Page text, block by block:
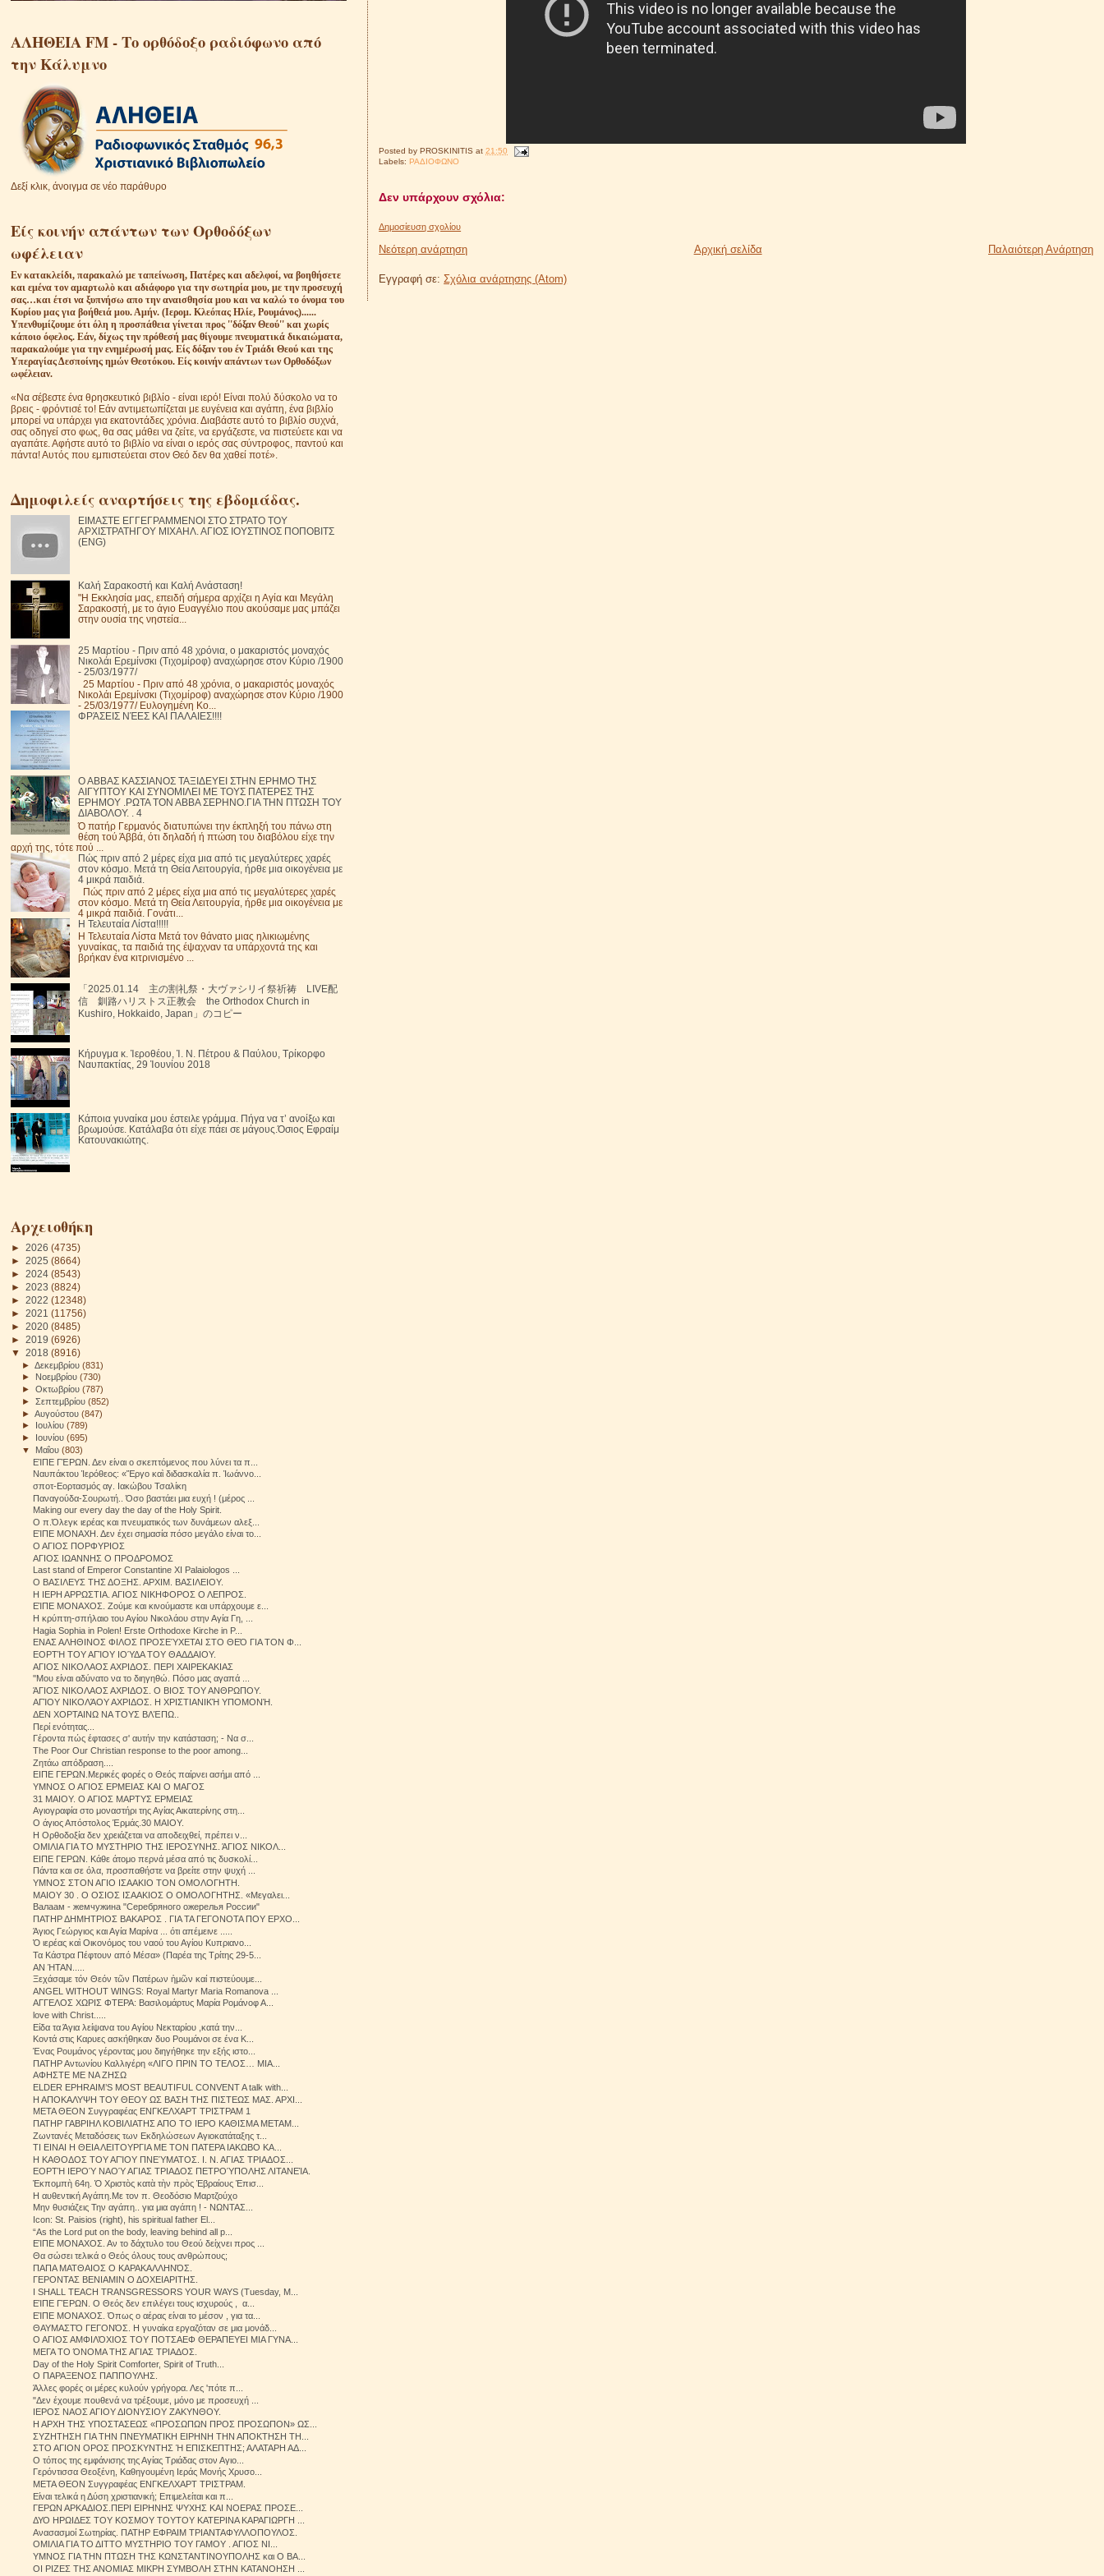
Posted byPROSKINITIS at21:50
Labels:ΡΑΔΙΟΦΩΝΟ
Δεν υπάρχουν σχόλια:
Δημοσίευση σχολίου
Νεότερη ανάρτηση Παλαιότερη Ανάρτηση
Αρχική σελίδα
Εγγραφή σε:Σχόλια ανάρτησης (Atom)
ΑΛΗΘΕΙΑ FM - Το ορθόδοξο ραδιόφωνο από
την Κάλυμνο
Δεξί κλικ, άνοιγμα σε νέο παράθυρο
Είς κοινήν απάντων των Ορθοδόξων
ωφέλειαν
Eν κατακλείδι, παρακαλώ με ταπείνωση, Πατέρες και αδελφοί, να βοηθήσετε
και εμένα τον αμαρτωλὸ και αδιάφορο για την σωτηρία μου, με την προσευχή
σας…και έτσι να ξυπνήσω απο την αναισθησία μου και να καλώ το όνομα του
Κυρίου μας για βοήθειά μου. Αμήν. (Ιερομ. Κλεόπας Ηλίε, Ρουμάνος)......
Υπενθυμίζουμε ότι όλη η προσπάθεια γίνεται προς ''δόξαν Θεού'' και χωρίς
κάποιο όφελος. Εάν, δίχως την πρόθεσή μας θίγουμε πνευματικά δικαιώματα,
παρακαλούμε για την ενημέρωσή μας. Είς δόξαν του έν Τριάδι Θεού και της
Υπεραγίας Δεσποίνης ημών Θεοτόκου. Είς κοινήν απάντων των Ορθοδόξων
ωφέλειαν.
«Να σέβεστε ένα θρησκευτικό βιβλίο - είναι ιερό! Είναι πολύ δύσκολο να το
βρεις - φρόντισέ το! Εάν αντιμετωπίζεται με ευγένεια και αγάπη, ένα βιβλίο
μπορεί να υπάρχει για εκατοντάδες χρόνια. Διαβάστε αυτό το βιβλίο συχνά,
σας οδηγεί στο φως, θα σας μάθει να ζείτε, να εργάζεστε, να πιστεύετε και να
αγαπάτε. Αφήστε αυτό το βιβλίο να είναι ο ιερός σας σύντροφος, παντού και
πάντα! Αυτός που εμπιστεύεται στον Θεό δεν θα χαθεί ποτέ».
Δημοφιλείς αναρτήσεις της εβδομάδας.
ΕΙΜΑΣΤΕ ΕΓΓΕΓΡΑΜΜΕΝΟΙ ΣΤΟ ΣΤΡΑΤΟ ΤΟΥ
ΑΡΧΙΣΤΡΑΤΗΓΟΥ ΜΙΧΑΗΛ. ΑΓΙΟΣ ΙΟΥΣΤΙΝΟΣ ΠΟΠΟΒΙΤΣ
(ENG)
Καλή Σαρακοστή και Καλή Ανάσταση!
"Η Εκκλησία μας, επειδή σήμερα αρχίζει η Αγία και Μεγάλη
Σαρακοστή, με το άγιο Ευαγγέλιο που ακούσαμε μας μπάζει
στην ουσία της νηστεία...
25 Μαρτίου - Πριν από 48 χρόνια, ο μακαριστός μοναχός
Νικολάι Ερεμίνσκι (Τιχομίροφ) αναχώρησε στον Κύριο /1900
- 25/03/1977/
25 Μαρτίου - Πριν από 48 χρόνια, ο μακαριστός μοναχός
Νικολάι Ερεμίνσκι (Τιχομίροφ) αναχώρησε στον Κύριο /1900
- 25/03/1977/ Ευλογημένη Κο...
ΦΡΆΣΕΙΣ ΝΈΕΣ ΚΑΙ ΠΑΛΑΙΕΣ!!!!
Ο ΑΒΒΑΣ ΚΑΣΣΙΑΝΟΣ ΤΑΞΙΔΕΥΕΙ ΣΤΗΝ ΕΡΗΜΟ ΤΗΣ
ΑΙΓΥΠΤΟΥ ΚΑΙ ΣΥΝΟΜΙΛΕΙ ΜΕ ΤΟΥΣ ΠΑΤΕΡΕΣ ΤΗΣ
ΕΡΗΜΟΥ .ΡΩΤΑ ΤΟΝ ΑΒΒΑ ΣΕΡΗΝΟ.ΓΙΑ ΤΗΝ ΠΤΩΣΗ ΤΟΥ
ΔΙΑΒΟΛΟΥ. . 4
Ό πατήρ Γερμανός διατυπώνει την έκπληξή του πάνω στη
θέση τού Άββά, ότι δηλαδή ή πτώση του διαβόλου είχε την
αρχή της, τότε πού ...
Πώς πριν από 2 μέρες είχα μια από τις μεγαλύτερες χαρές
στον κόσμο. Μετά τη Θεία Λειτουργία, ήρθε μια οικογένεια με
4 μικρά παιδιά.
Πώς πριν από 2 μέρες είχα μια από τις μεγαλύτερες χαρές
στον κόσμο. Μετά τη Θεία Λειτουργία, ήρθε μια οικογένεια με
4 μικρά παιδιά. Γονάτι...
Η Τελευταία Λίστα!!!!!
Η Τελευταία Λίστα Μετά τον θάνατο μιας ηλικιωμένης
γυναίκας, τα παιδιά της έψαχναν τα υπάρχοντά της και
βρήκαν ένα κιτρινισμένο ...
「2025.01.14 主の割礼祭・大ヴァシリイ祭祈祷 LIVE配
信 釧路ハリストス正教会 the Orthodox Church in
Kushiro, Hokkaido, Japan」のコピー
Κήρυγμα κ. Ἱεροθέου, Ἱ. Ν. Πέτρου & Παύλου, Τρίκορφο
Ναυπακτίας, 29 Ἰουνίου 2018
Κάποια γυναίκα μου έστειλε γράμμα. Πήγα να τ’ ανοίξω και
βρωμούσε. Κατάλαβα ότι είχε πάει σε μάγους.Όσιος Εφραίμ
Κατουνακιώτης.
Αρχειοθήκη
► 2026 (4735)
► 2025 (8664)
► 2024 (8543)
► 2023 (8824)
► 2022 (12348)
► 2021 (11756)
► 2020 (8485)
► 2019 (6926)
▼ 2018 (8916)
►Δεκεμβρίου(831)
► Νοεμβρίου(730)
►Οκτωβρίου(787)
►Σεπτεμβρίου(852)
►Αυγούστου(847)
►
Ιουλίου(789)
►
Ιουνίου(695)
▼ Μαΐου(803)
ΕΊΠΕ ΓΈΡΩΝ. Δεν είναι ο σκεπτόμενος που λύνει τα π...
Ναυπάκτου Ἱερόθεος: «Ἔργο καὶ διδασκαλία π. Ἰωάννο...
σποτ-Εορτασμός αγ. Ιακώβου Τσαλίκη
Παναγούδα-Σουρωτή.. Όσο βαστάει μια ευχή ! (μέρος ...
Making our every day the day of the Holy Spirit.
Ο π.Όλεγκ ιερέας και πνευματικός των δυνάμεων αλεξ...
ΕΊΠΕ ΜΟΝΑΧΗ. Δεν έχει σημασία πόσο μεγάλο είναι το...
Ο ΑΓΙΟΣ ΠΟΡΦΥΡΙΟΣ
ΑΓΙΟΣ ΙΩΑΝΝΗΣ Ο ΠΡΟΔΡΟΜΟΣ
Last stand of Emperor Constantine XI Palaiologos ...
Ο ΒΑΣΙΛΕΥΣ ΤΗΣ ΔΟΞΗΣ. ΑΡΧΙΜ. ΒΑΣΙΛΕΙΟΥ.
Η ΙΕΡΗ ΑΡΡΩΣΤΙΑ. ΑΓΙΟΣ ΝΙΚΗΦΟΡΟΣ Ο ΛΕΠΡΟΣ.
ΕΊΠΕ ΜΟΝΑΧΟΣ. Ζούμε και κινούμαστε και υπάρχουμε ε...
Η κρύπτη-σπήλαιο του Αγίου Νικολάου στην Αγία Γη, ...
Hagia Sophia in Polen! Erste Orthodoxe Kirche in P...
ΕΝΑΣ ΑΛΗΘΙΝΟΣ ΦΙΛΟΣ ΠΡΟΣΕΎΧΕΤΑΙ ΣΤΟ ΘΕΌ ΓΙΑ ΤΟΝ Φ...
ΕΟΡΤΉ ΤΟΥ ΑΓΊΟΥ ΙΟΎΔΑ ΤΟΥ ΘΑΔΔΑΙΟΥ.
ΑΓΙΟΣ ΝΙΚΟΛΑΟΣ ΑΧΡΙΔΟΣ. ΠΕΡΙ ΧΑΙΡΕΚΑΚΙΑΣ
''Μου είναι αδύνατο να το διηγηθώ. Πόσο μας αγαπά ...
ΆΓΙΟΣ ΝΙΚΟΛΑΟΣ ΑΧΡΙΔΟΣ. Ο ΒΙΟΣ ΤΟΥ ΑΝΘΡΩΠΟΥ.
ΑΓΊΟΥ ΝΙΚΟΛΆΟΥ ΑΧΡΙΔΟΣ. Η ΧΡΙΣΤΙΑΝΙΚΉ ΥΠΟΜΟΝΉ.
ΔΕΝ ΧΟΡΤΑΙΝΩ ΝΑ ΤΟΥΣ ΒΛΈΠΩ..
Περί ενότητας...
Γέροντα πώς έφτασες σ' αυτήν την κατάσταση; - Να σ...
The Poor Our Christian response to the poor among...
Ζητάω απόδραση....
ΕΙΠΕ ΓΕΡΩΝ.Μερικές φορές ο Θεός παίρνει ασήμι από ...
ΥΜΝΟΣ Ο ΑΓΙΟΣ ΕΡΜΕΙΑΣ ΚΑΙ Ο ΜΑΓΟΣ
31 ΜΑΙΟΥ. Ο ΑΓΙΟΣ ΜΑΡΤΥΣ ΕΡΜΕΙΑΣ
Αγιογραφία στο μοναστήρι της Αγίας Αικατερίνης στη...
Ο άγιος Απόστολος Έρμάς.30 ΜΑΙΟΥ.
Η Ορθοδοξία δεν χρειάζεται να αποδειχθεί, πρέπει ν...
ΟΜΙΛΙΑ ΓΙΑ ΤΟ ΜΥΣΤΗΡΙΟ ΤΗΣ ΙΕΡΟΣΥΝΗΣ. ΆΓΙΟΣ ΝΙΚΟΛ...
ΕΙΠΕ ΓΕΡΩΝ. Κάθε άτομο περνά μέσα από τις δυσκολί...
Πάντα και σε όλα, προσπαθήστε να βρείτε στην ψυχή ...
ΥΜΝΟΣ ΣΤΟΝ ΑΓΙΟ ΙΣΑΑΚΙΟ ΤΟΝ ΟΜΟΛΟΓΗΤΗ.
ΜΑΙΟΥ 30 . Ο ΟΣΙΟΣ ΙΣΑΑΚΙΟΣ Ο ΟΜΟΛΟΓΗΤΗΣ. «Μεγαλει...
Валаам - жемчужина "Серебряного ожерелья России"
ΠΑΤΗΡ ΔΗΜΗΤΡΙΟΣ ΒΑΚΑΡΟΣ . ΓΙΑ ΤΑ ΓΕΓΟΝΟΤΑ ΠΟΥ ΕΡΧΟ...
Άγιος Γεώργιος και Αγία Μαρίνα ... ότι απέμεινε .....
Ὁ ιερέας καὶ Οικονόμος του ναού του Αγίου Κυπριανο...
Τα Κάστρα Πέφτουν από Μέσα» (Παρέα της Τρίτης 29-5...
ΑΝ ΉΤΑΝ.....
Ξεχάσαμε τόν Θεόν τῶν Πατέρων ἡμῶν καί πιστεύουμε...
ANGEL WITHOUT WINGS: Royal Martyr Maria Romanova ...
ΑΓΓΕΛΟΣ ΧΩΡΙΣ ΦΤΕΡΑ: Βασιλομάρτυς Μαρία Ρομάνοφ Α...
love with Christ.....
Είδα τα Άγια λείψανα του Αγίου Νεκταρίου ,κατά την...
Κοντά στις Καρυες ασκήθηκαν δυο Ρουμάνοι σε ένα Κ...
Ένας Ρουμάνος γέροντας μου διηγήθηκε την εξής ιστο...
ΠΑΤΗΡ Αντωνίου Καλλιγέρη «ΛΙΓΟ ΠΡΙΝ ΤΟ ΤΕΛΟΣ… ΜΙΑ...
ΑΦΗΣΤΕ ΜΕ ΝΑ ΖΗΣΩ
ELDER EPHRAIM’S MOST BEAUTIFUL CONVENT A talk with...
Η ΑΠΟΚΑΛΥΨΗ ΤΟΥ ΘΕΟΥ ΩΣ ΒΑΣΗ ΤΗΣ ΠΙΣΤΕΩΣ ΜΑΣ. ΑΡΧΙ...
ΜΕΤΑ ΘΕΟΝ Συγγραφέας ΕΝΓΚΕΛΧΑΡΤ ΤΡΙΣΤΡΑΜ 1
ΠΑΤΗΡ ΓΑΒΡΙΗΛ ΚΟΒΙΛΙΑΤΗΣ ΑΠΟ ΤΟ ΙΕΡΟ ΚΑΘΙΣΜΑ ΜΕΤΑΜ...
Ζωντανές Μεταδόσεις των Εκδηλώσεων Αγιοκατάταξης τ...
ΤΙ ΕΙΝΑΙ Η ΘΕΙΑ ΛΕΙΤΟΥΡΓΙΑ ΜΕ ΤΟΝ ΠΑΤΕΡΑ ΙΑΚΩΒΟ ΚΑ...
Η ΚΑΘΟΔΟΣ ΤΟΥ ΑΓΊΟΥ ΠΝΕΎΜΑΤΟΣ. Ι. Ν. ΑΓΙΑΣ ΤΡΙΑΔΟΣ...
ΕΟΡΤΉ ΙΕΡΟΎ ΝΑΟΎ ΑΓΙΑΣ ΤΡΙΑΔΟΣ ΠΕΤΡΟΎΠΟΛΗΣ ΛΙΤΑΝΕΊΑ.
Ἐκπομπὴ 64η. Ὁ Χριστὸς κατὰ τὴν πρὸς Ἑβραίους Ἐπισ...
Η αυθεντική Αγάπη.Με τον π. Θεοδόσιο Μαρτζούχο
Μην θυσιάζεις Την αγάπη.. για μια αγάπη ! - ΝΩΝΤΑΣ...
Icon: St. Paisios (right), his spiritual father El...
“As the Lord put on the body, leaving behind all p...
ΕΊΠΕ ΜΟΝΑΧΟΣ. Αν το δάχτυλο του Θεού δείχνει προς ...
Θα σώσει τελικά ο Θεός όλους τους ανθρώπους;
ΠΑΠΑ ΜΑΤΘΑΙΟΣ Ο ΚΑΡΑΚΑΛΛΗΝΌΣ.
ΓΕΡΟΝΤΑΣ ΒΕΝΙΑΜΙΝ Ο ΔΟΧΕΙΑΡΙΤΗΣ.
I SHALL TEACH TRANSGRESSORS YOUR WAYS (Tuesday, M...
ΕΊΠΕ ΓΈΡΩΝ. Ο Θεός δεν επιλέγει τους ισχυρούς , α...
ΕΊΠΕ ΜΟΝΑΧΟΣ. Όπως ο αέρας είναι το μέσον , για τα...
ΘΑΥΜΑΣΤΌ ΓΕΓΟΝΌΣ. Η γυναίκα εργαζόταν σε μια μονάδ...
Ο ΑΓΙΟΣ ΑΜΦΙΛΌΧΙΟΣ ΤΟΥ ΠΟΤΣΑΕΦ ΘΕΡΑΠΕΥΕΙ ΜΙΑ ΓΥΝΑ...
ΜΕΓΑ ΤΟ ΌΝΟΜΑ ΤΗΣ ΑΓΙΑΣ ΤΡΙΑΔΟΣ.
Day of the Holy Spirit Comforter, Spirit of Truth...
Ο ΠΑΡΑΞΕΝΟΣ ΠΑΠΠΟΥΛΗΣ.
Άλλες φορές οι μέρες κυλούν γρήγορα. Λες 'πότε π...
"Δεν έχουμε πουθενά να τρέξουμε, μόνο με προσευχή ...
ΙΕΡΟΣ ΝΑΟΣ ΑΓΙΟΥ ΔΙΟΝΥΣΙΟΥ ΖΑΚΥΝΘΟΥ.
Η ΑΡΧΗ ΤΗΣ ΥΠΟΣΤΑΣΕΩΣ «ΠΡΟΣΩΠΩΝ ΠΡΟΣ ΠΡΟΣΩΠΟΝ» ΩΣ...
ΣΥΖΗΤΗΣΗ ΓΙΑ ΤΗΝ ΠΝΕΥΜΑΤΙΚΗ ΕΙΡΗΝΗ ΤΗΝ ΑΠΟΚΤΗΣΗ ΤΗ...
ΣΤΟ ΑΓΙΟΝ ΟΡΟΣ ΠΡΟΣΚΥΝΤΗΣ Ή ΕΠΙΣΚΕΠΤΗΣ; ΑΛΑΤΑΡΗ ΑΔ...
Ο τόπος της εμφάνισης της Αγίας Τριάδας στον Αγιο...
Γερόντισσα Θεοξένη, Καθηγουμένη Ιεράς Μονής Χρυσο...
ΜΕΤΑ ΘΕΟΝ Συγγραφέας ΕΝΓΚΕΛΧΑΡΤ ΤΡΙΣΤΡΑΜ.
Είναι τελικά η Δύση χριστιανική; Επιμελείται και π...
ΓΕΡΩΝ ΑΡΚΑΔΙΟΣ.ΠΕΡΙ ΕΙΡΗΝΗΣ ΨΥΧΗΣ ΚΑΙ ΝΟΕΡΑΣ ΠΡΟΣΕ...
ΔΥΟ ΗΡΩΙΔΕΣ ΤΟΥ ΚΟΣΜΟΥ ΤΟΥΤΟΥ ΚΑΤΕΡΙΝΑ ΚΑΡΑΓΙΩΡΓΗ ...
Ανασασμοί Σωτηρίας. ΠΑΤΗΡ ΕΦΡΑΙΜ ΤΡΙΑΝΤΑΦΥΛΛΟΠΟΥΛΟΣ.
ΟΜΙΛΙΑ ΓΙΑ ΤΟ ΔΙΤΤΟ ΜΥΣΤΗΡΙΟ ΤΟΥ ΓΑΜΟΥ . ΑΓΙΟΣ ΝΙ...
ΥΜΝΟΣ ΓΙΑ ΤΗΝ ΠΤΩΣΗ ΤΗΣ ΚΩΝΣΤΑΝΤΙΝΟΥΠΟΛΗΣ και Ο ΒΑ...
ΟΙ ΡΙΖΕΣ ΤΗΣ ΑΝΟΜΙΑΣ ΜΙΚΡΗ ΣΥΜΒΟΛΗ ΣΤΗΝ ΚΑΤΑΝΟΗΣΗ ...